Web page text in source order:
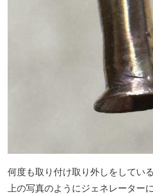
何度も取り付け取り外しをしてい
上の写真のようにジェネレーター